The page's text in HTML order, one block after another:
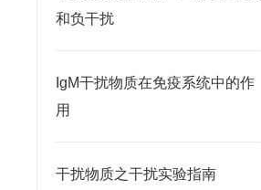
和负干扰
IgM干扰物质在免疫系统中的作
用
干扰物质之干扰实验指南